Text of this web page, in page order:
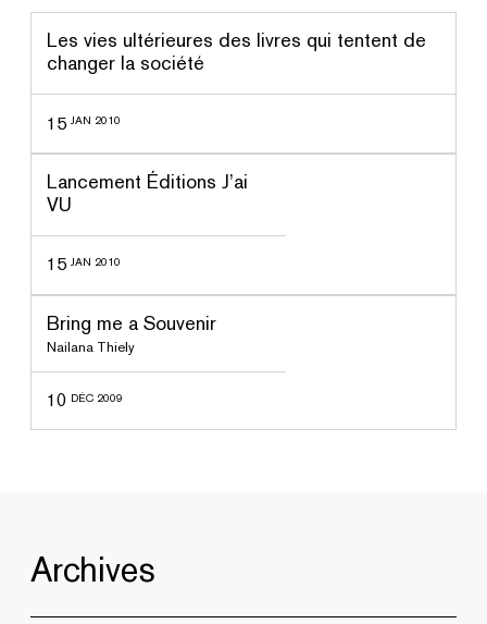
Les vies ultérieures des livres qui tentent de
changer la société
15 JAN 2010
Lancement Éditions J’ai
VU
15 JAN 2010
Bring me a Souvenir
Nailana Thiely
10 DÉC 2009
Archives